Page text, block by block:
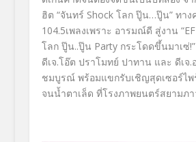
ฮิต “จันทร์ Shock โลก ปู๊น…ปู๊น”ทาง
104.5เพลงเพราะ อารมณ์ดี สู่งาน “
โลก ปู๊น..ปู๊น Party กระโดดขึ้นมาเซ่!”
ดีเจ.โอ๊ต ปราโมทย์ ปาทาน และ ดีเจ
ชมบูรณ์พร้อมแขกรับเชิญสุดเซอร์ไพ
จนน้ำตาเล็ด ที่โรงภาพยนตร์สยามภ